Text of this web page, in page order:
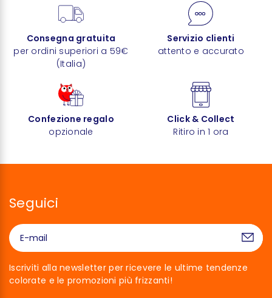
Consegna gratuita
per ordini superiori a 59€
(Italia)
Servizio clienti
attento e accurato
Confezione regalo
opzionale
Click & Collect
Ritiro in 1 ora
Seguici
Iscriviti alla newsletter per ricevere le ultime tendenze
colorate e le promozioni più frizzanti!